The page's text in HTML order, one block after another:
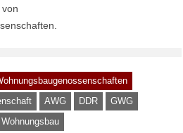
AWG DDR
GWG
Wohnungsbau